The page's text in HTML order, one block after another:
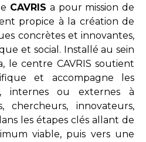
CAVRIS a pour mission de
propice à la création de
concrètes et innovantes,
et social. Installé au sein
le centre CAVRIS soutient
et accompagne les
internes ou externes à
chercheurs, innovateurs,
les étapes clés allant de
viable, puis vers une